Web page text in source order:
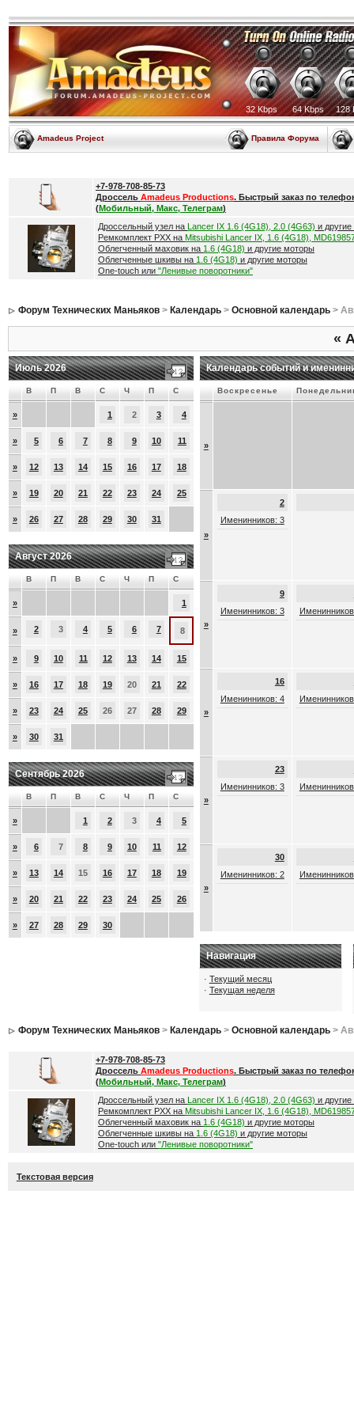
32 Kbps 64 Kbps 128
Amadeus Project Правила Форума
+7-978-708-85-73
Дроссель Amadeus Productions. Быстрый заказ по
(Мобильный, Макс, Телеграм)
Дроссельный узел на Lancer IX 1.6 (4G18), 2.0 (4G63) и
Ремкомплект РХХ на Mitsubishi Lancer IX, 1.6 (4G18),
Облегченный маховик на 1.6 (4G18) и другие моторы
Облегченные шкивы на 1.6 (4G18) и другие моторы
One-touch или "Ленивые поворотники"
Форум Технических Маньяков> Календарь> Основной календарь>
«
Июль 2026
В П В С Ч П С
» 1 2 3 4
» 5 6 7 8 9 10 11
» 12 13 14 15 16 17 18
» 19 20 21 22 23 24 25
» 26 27 28 29 30 31
Август 2026
В П В С Ч П С
» 1
» 2 3 4 5 6 7 8
» 9 10 11 12 13 14 15
» 16 17 18 19 20 21 22
» 23 24 25 26 27 28 29
» 30 31
Сентябрь 2026
В П В С Ч П С
» 1 2 3 4 5
» 6 7 8 9 10 11 12
» 13 14 15 16 17 18 19
» 20 21 22 23 24 25 26
» 27 28 29 30
Календарь событий и
Воскресенье
»
»
2
Именинников: 3
»
9
Именинников: 3
»
16
Именинников: 4
»
23
Именинников: 3
»
30
Именинников: 2
Навигация
· Текущий месяц
· Текущая неделя
Форум Технических Маньяков> Календарь> Основной календарь>
+7-978-708-85-73
Дроссель Amadeus Productions. Быстрый заказ по
(Мобильный, Макс, Телеграм)
Дроссельный узел на Lancer IX 1.6 (4G18), 2.0 (4G63) и
Ремкомплект РХХ на Mitsubishi Lancer IX, 1.6 (4G18),
Облегченный маховик на 1.6 (4G18) и другие моторы
Облегченные шкивы на 1.6 (4G18) и другие моторы
One-touch или "Ленивые поворотники"
Текстовая версия